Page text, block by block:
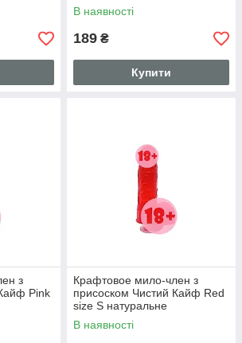
В наявності
189 ₴
Купити
з
Pink
Крафтовое мило-член з
присоском Чистий Кайф Red
size S натуральне
В наявності